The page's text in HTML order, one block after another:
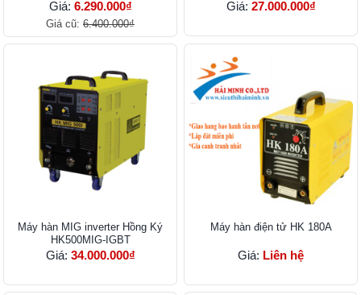
ARGON)
Giá: 6.290.000₫
Giá cũ: 6.400.000₫
Giá: 27.000.000₫
Máy hàn MIG inverter Hồng Ký
HK500MIG-IGBT
Giá: 34.000.000₫
Máy hàn điện tử HK 180A
Giá: Liên hệ